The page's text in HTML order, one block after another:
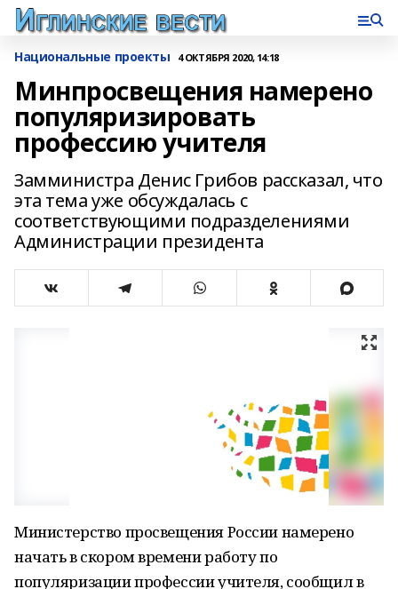
Национальные проекты 4 ОКТЯБРЯ 2020, 14:18
Минпросвещения намерено
популяризировать
профессию учителя
Замминистра Денис Грибов рассказал, что
эта тема уже обсуждалась с
соответствующими подразделениями
Администрации президента
Министерство просвещения России намерено
начать в скором времени работу по
популяризации профессии учителя, сообщил в